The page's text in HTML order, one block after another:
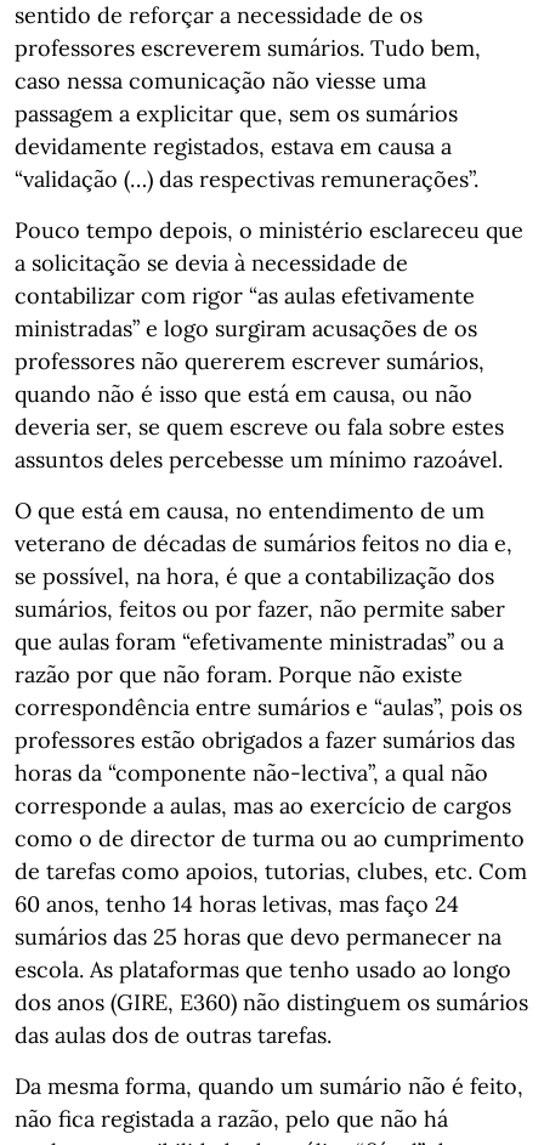
sentido de reforçar a necessidade de os
professores escreverem sumários. Tudo bem,
caso nessa comunicação não viesse uma
passagem a explicitar que, sem os sumários
devidamente registados, estava em causa a
“validação (…) das respectivas remunerações”.
Pouco tempo depois, o ministério esclareceu que
a solicitação se devia à necessidade de
contabilizar com rigor “as aulas efetivamente
ministradas” e logo surgiram acusações de os
professores não quererem escrever sumários,
quando não é isso que está em causa, ou não
deveria ser, se quem escreve ou fala sobre estes
assuntos deles percebesse um mínimo razoável.
O que está em causa, no entendimento de um
veterano de décadas de sumários feitos no dia e,
se possível, na hora, é que a contabilização dos
sumários, feitos ou por fazer, não permite saber
que aulas foram “efetivamente ministradas” ou a
razão por que não foram. Porque não existe
correspondência entre sumários e “aulas”, pois os
professores estão obrigados a fazer sumários das
horas da “componente não-lectiva”, a qual não
corresponde a aulas, mas ao exercício de cargos
como o de director de turma ou ao cumprimento
de tarefas como apoios, tutorias, clubes, etc. Com
60 anos, tenho 14 horas letivas, mas faço 24
sumários das 25 horas que devo permanecer na
escola. As plataformas que tenho usado ao longo
dos anos (GIRE, E360) não distinguem os sumários
das aulas dos de outras tarefas.
Da mesma forma, quando um sumário não é feito,
não fica registada a razão, pelo que não há